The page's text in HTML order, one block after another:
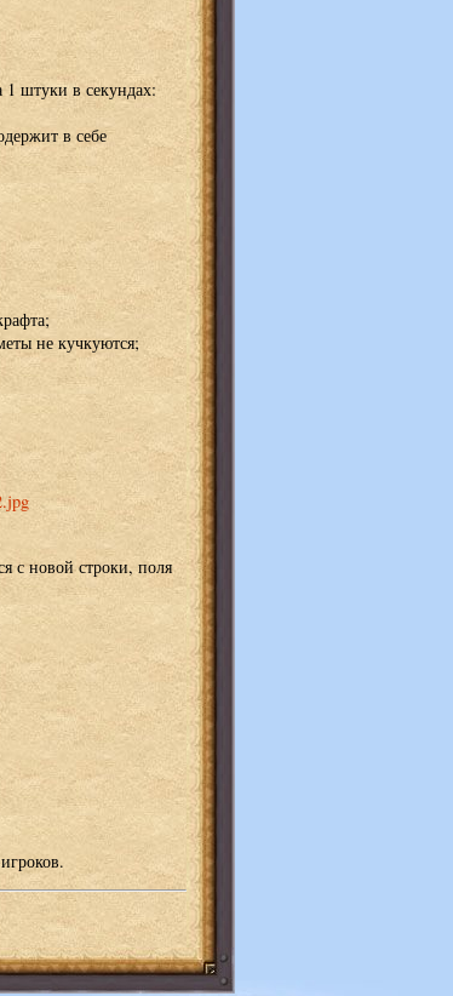
штуки в секундах:
в себе
не кучкуются;
с новой строки, поля